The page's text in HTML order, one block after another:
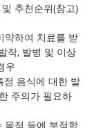
및 추천순위(참고)
작, 발병 및 이상
우
주의가 필요하